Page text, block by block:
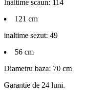
Inaltime scaun: 114
121 cm
inaltime sezut: 49
56 cm
Diametru baza: 70 cm
Garantie de 24 luni.